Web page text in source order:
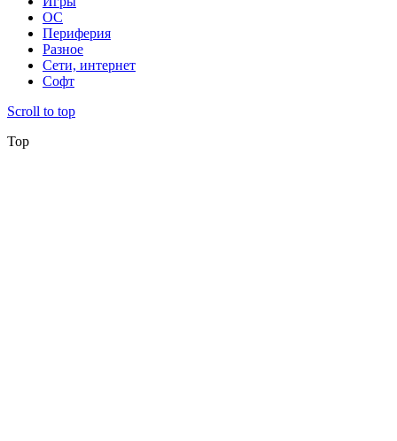
ОС
Периферия
Разное
Сети, интернет
Софт
Scroll to top
Top